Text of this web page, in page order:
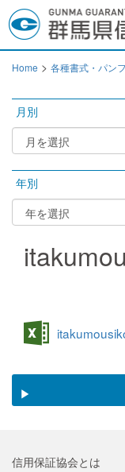
Home > 各種書式・パン
月別
年別
信用保証協会とは